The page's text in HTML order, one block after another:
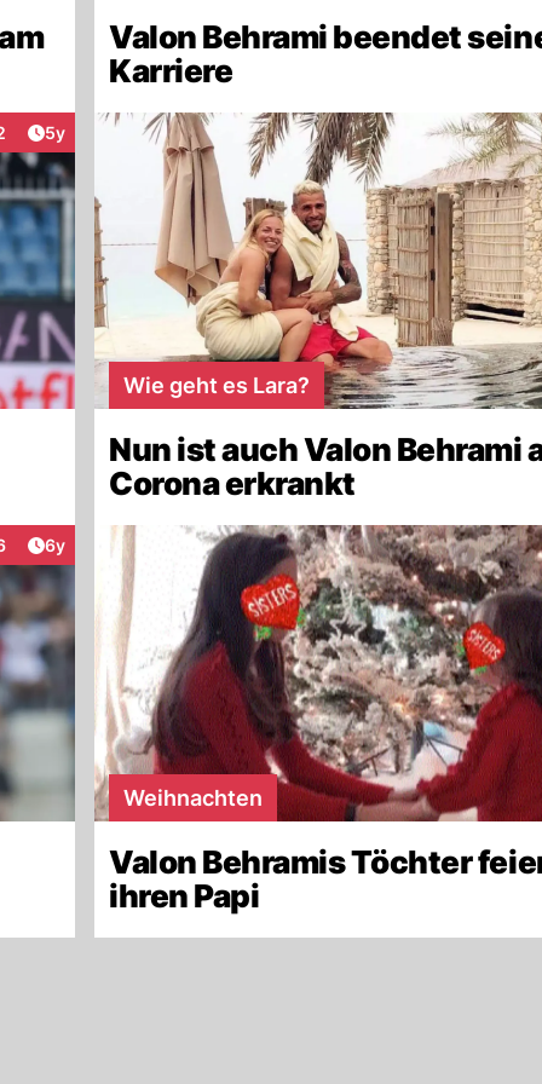
Valon Behrami beendet
Karriere
Artikel veröffentlicht:
5y
Wie geht es Lara?
Nun ist auch Valon Behrami
Corona erkrankt
Artikel veröffentlicht:
6y
Weihnachten
Valon Behramis Töchter
ihren Papi